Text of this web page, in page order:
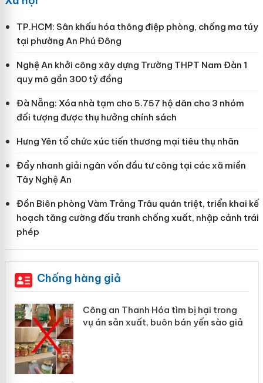
TP.HCM: Sân khấu hóa thông điệp phòng, chống ma túy
tại phường An Phú Đông
Nghệ An khởi công xây dựng Trường THPT Nam Đàn 1
quy mô gần 300 tỷ đồng
Đà Nẵng: Xóa nhà tạm cho 5.757 hộ dân cho 3 nhóm
đối tượng được thụ hưởng chính sách
Hưng Yên tổ chức xúc tiến thương mại tiêu thụ nhãn
Đẩy nhanh giải ngân vốn đầu tư công tại các xã miền
Tây Nghệ An
Đồn Biên phòng Vàm Trảng Trâu quán triệt, triển khai kế
hoạch tăng cường đấu tranh chống xuất, nhập cảnh trái
phép
Chống hàng giả
tìm bị hại trong
bán yến sào giả
Lào Cai xử lý 83 vụ vi
mại trong tháng 7